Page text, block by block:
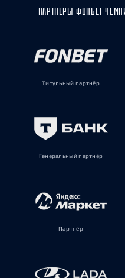
ПАРТНЁРЫ ФОНБЕТ
Титульный партнёр
Генеральный партнёр
Партнёр